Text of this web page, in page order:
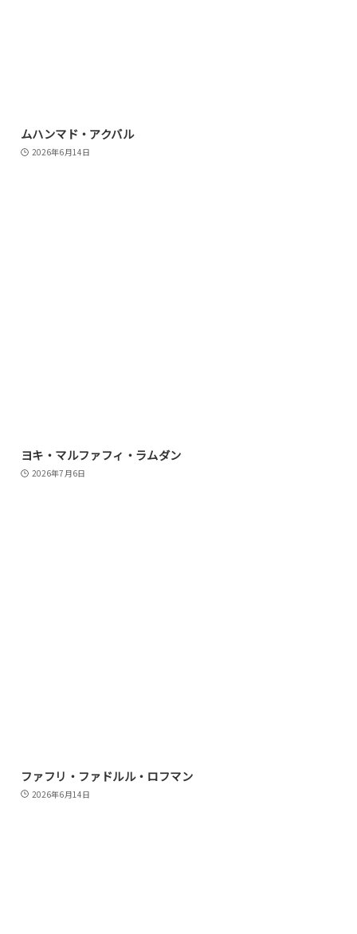
ムハンマド・アクバル
2026年6月14日
ヨキ・マルファフィ・ラムダン
2026年7月6日
ファフリ・ファドルル・ロフマン
2026年6月14日